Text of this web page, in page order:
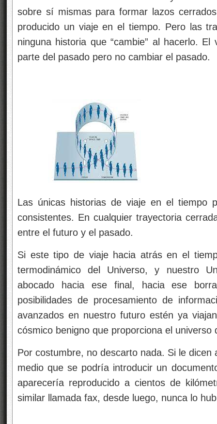
sobre sí mismas para formar lazos
producido un viaje en el tiempo. Pero las
ninguna historia que “cambie” al hacerlo.
parte del pasado pero no cambiar el pasado.
Las únicas historias de viaje en el tiempo
consistentes. En cualquier trayectoria
entre el futuro y el pasado.
Si este tipo de viaje hacia atrás en el
termodinámico del Universo, y nuestro
abocado hacia ese final, hacia ese
posibilidades de procesamiento de
avanzados en nuestro futuro estén ya
cósmico benigno que proporciona el universo
Por costumbre, no descarto nada. Si le
medio que se podría introducir un
aparecería reproducido a cientos de
similar llamada fax, desde luego, nunca lo